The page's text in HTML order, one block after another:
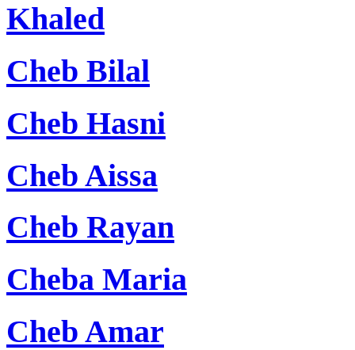
Khaled
Cheb Bilal
Cheb Hasni
Cheb Aissa
Cheb Rayan
Cheba Maria
Cheb Amar